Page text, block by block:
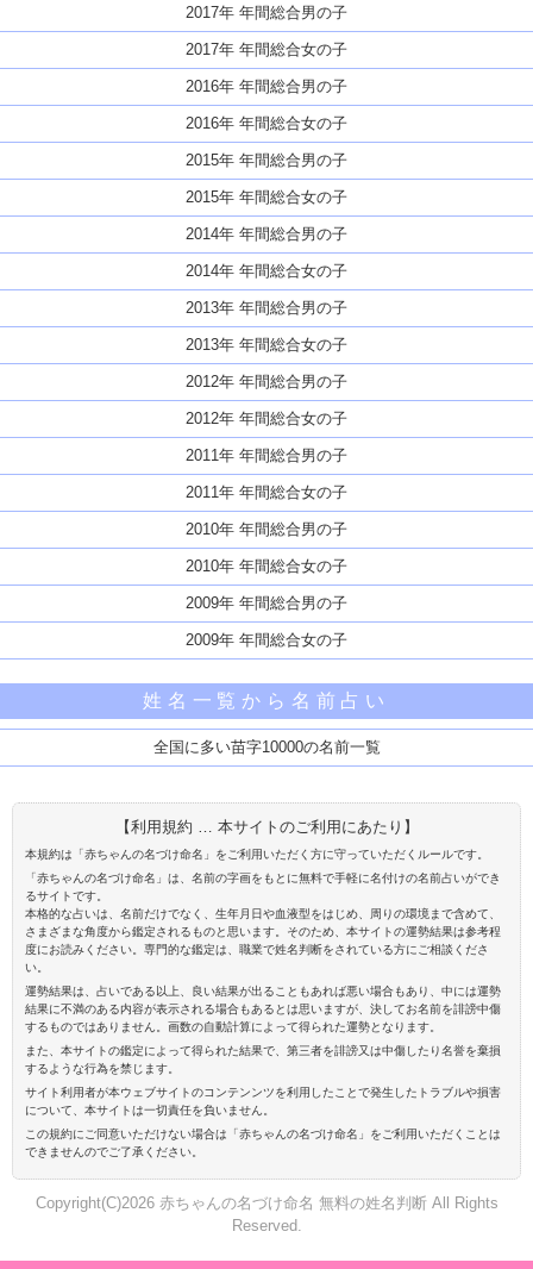
2017年 年間総合男の子
2017年 年間総合女の子
2016年 年間総合男の子
2016年 年間総合女の子
2015年 年間総合男の子
2015年 年間総合女の子
2014年 年間総合男の子
2014年 年間総合女の子
2013年 年間総合男の子
2013年 年間総合女の子
2012年 年間総合男の子
2012年 年間総合女の子
2011年 年間総合男の子
2011年 年間総合女の子
2010年 年間総合男の子
2010年 年間総合女の子
2009年 年間総合男の子
2009年 年間総合女の子
姓名一覧から名前占い
全国に多い苗字10000の名前一覧
【利用規約 … 本サイトのご利用にあたり】
本規約は「赤ちゃんの名づけ命名」をご利用いただく方に守っていただくルールです。
「赤ちゃんの名づけ命名」は、名前の字画をもとに無料で手軽に名付けの名前占いができ
るサイトです。
本格的な占いは、名前だけでなく、生年月日や血液型をはじめ、周りの環境まで含めて、
さまざまな角度から鑑定されるものと思います。そのため、本サイトの運勢結果は参考程
度にお読みください。専門的な鑑定は、職業で姓名判断をされている方にご相談くださ
い。
運勢結果は、占いである以上、良い結果が出ることもあれば悪い場合もあり、中には運勢
結果に不満のある内容が表示される場合もあるとは思いますが、決してお名前を誹謗中傷
するものではありません。画数の自動計算によって得られた運勢となります。
また、本サイトの鑑定によって得られた結果で、第三者を誹謗又は中傷したり名誉を棄損
するような行為を禁じます。
サイト利用者が本ウェブサイトのコンテンンツを利用したことで発生したトラブルや損害
について、本サイトは一切責任を負いません。
この規約にご同意いただけない場合は「赤ちゃんの名づけ命名」をご利用いただくことは
できませんのでご了承ください。
Copyright(C)2026 赤ちゃんの名づけ命名 無料の姓名判断 All Rights
Reserved.